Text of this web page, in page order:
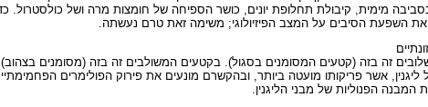
מימית, קיבולת תחלופת יונים, כושר הספיחה של חומצות מרה ושל כולסטרול.
השפעת הסיבים על המצב הפיזיולוגי; משימה זאת טרם נעשתה.
זה בזה (קטעים המסומנים בסגול). בקטעים המשולבים זה בזה (מסומנים בצהוב)
ליגנין, אשר פריקותו מועטה ביותר, ובהקשרם מונעים את פירוק הפולימרים
הפנוליות של מבני הליגנין.